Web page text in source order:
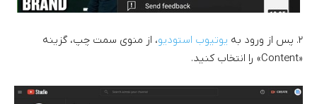
۲. پس از ورود به یوتیوب استودیو، از منوی سمت چپ، گزینه
«Content» را انتخاب کنید.